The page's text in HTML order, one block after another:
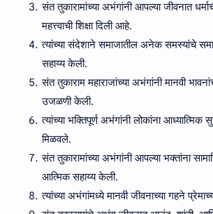
संत तुकारामांच्या अभंगांनी आपल्या जीवनात
महत्त्वाची शिक्षा दिली आहे.
त्यांच्या संदेशाने समाजातील अनेक समस्यांचे
सहाय्य केली.
संत तुकाराम महाराजांच्या अभंगांनी मानवी
उजळणी केली.
त्यांच्या भक्तिपूर्ण अभंगांनी लोकांना आध्यात्मिक
मिळवले.
संत तुकारामांच्या अभंगांनी आपल्या भक्तांना
आत्मिक सहाय्य केली.
त्यांच्या अभंगांमध्ये मानवी जीवनाच्या गहने